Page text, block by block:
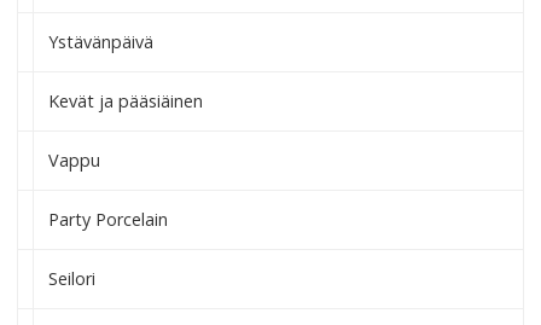
Ystävänpäivä
Kevät ja pääsiäinen
Vappu
Party Porcelain
Seilori